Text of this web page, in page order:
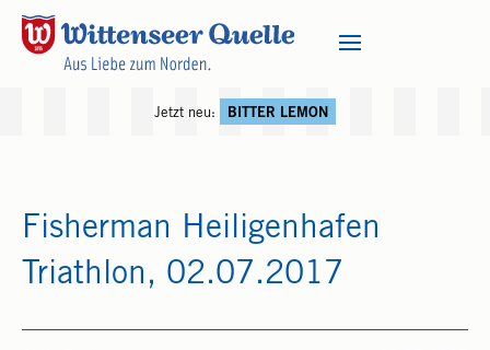
Jetzt neu: BITTER LEMON
Fisherman Heiligenhafen
Triathlon, 02.07.2017